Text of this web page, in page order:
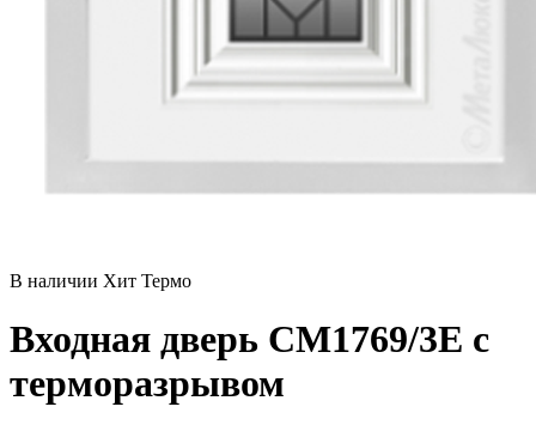
В наличии Хит Термо
Входная дверь СМ1769/3Е с
терморазрывом